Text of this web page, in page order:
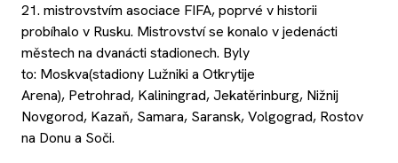
PSYCHOLOGIE
RODINA A DĚTI
21. mistrovstvím asociace FIFA, poprvé v historii
probíhalo v Rusku. Mistrovství se konalo v jedenácti
městech na dvanácti stadionech. Byly
to: Moskva(stadiony Lužniki a Otkrytije
Arena), Petrohrad, Kaliningrad, Jekatěrinburg, Nižnij
Novgorod, Kazaň, Samara, Saransk, Volgograd, Rostov
na Donu a Soči.